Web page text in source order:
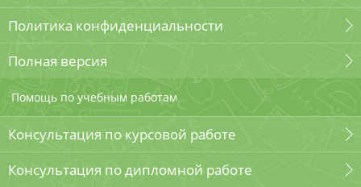
Политика конфиденциальности
Полная версия
Помощь по учебным работам
Консультация по курсовой работе
Консультация по дипломной работе